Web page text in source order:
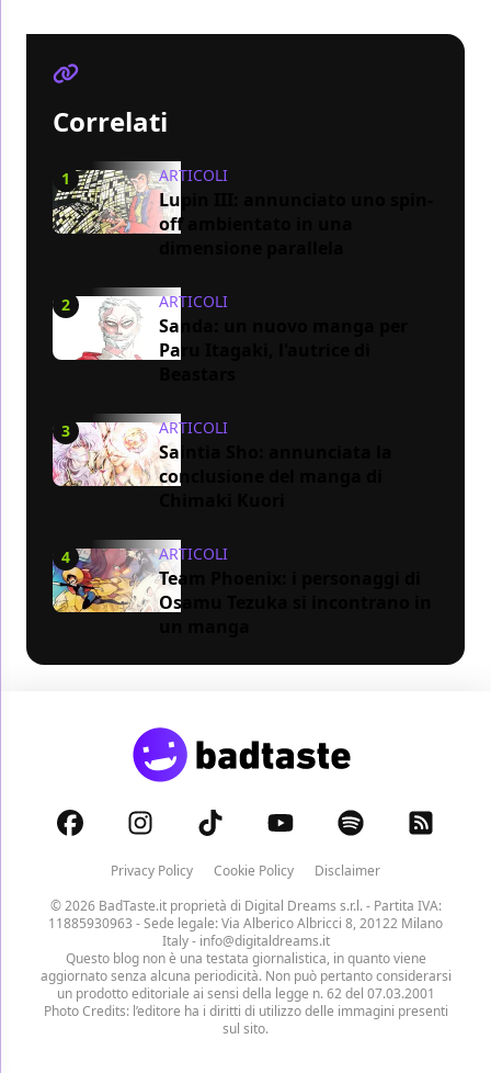
Correlati
1 ARTICOLI
Lupin III: annunciato uno spin-
off ambientato in una
2 ARTICOLI
Sanda: un nuovo manga per
Paru Itagaki, l'autrice di
3 ARTICOLI
Saintia Sho: annunciata la
conclusione del manga di
4 ARTICOLI
Team Phoenix: i personaggi di
Osamu Tezuka si incontrano in
Privacy Policy Cookie Policy
Disclaimer
© 2026 BadTaste.it proprietà di Digital Dreams s.r.l.- Partita IVA:
11885930963 - Sede legale: Via Alberico Albricci 8, 20122 Milano
Italy - info@digitaldreams.it
Questo blog non è una testata giornalistica, in quanto viene
aggiornato senza alcuna periodicità. Non può pertanto considerarsi
un prodotto editoriale ai sensi della legge n. 62 del 07.03.2001
Photo Credits: l’editore ha i diritti di utilizzo delle immagini presenti
sul sito.